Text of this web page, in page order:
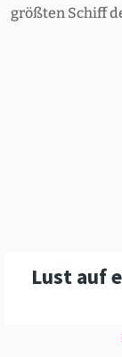
größten Schiff
Lust auf